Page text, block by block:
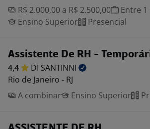
R$ 2.000,00 a R$ 2.500,00
Entre 1
Ensino Superior
Presencial
Assistente De RH -
4,4 DI SANTINNI
Rio de Janeiro - RJ
A combinar
Ensino Superior